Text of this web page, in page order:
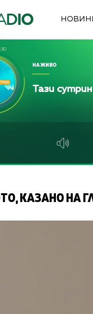
НА ЖИВО
Тази сутрин
КАЗАНО НА